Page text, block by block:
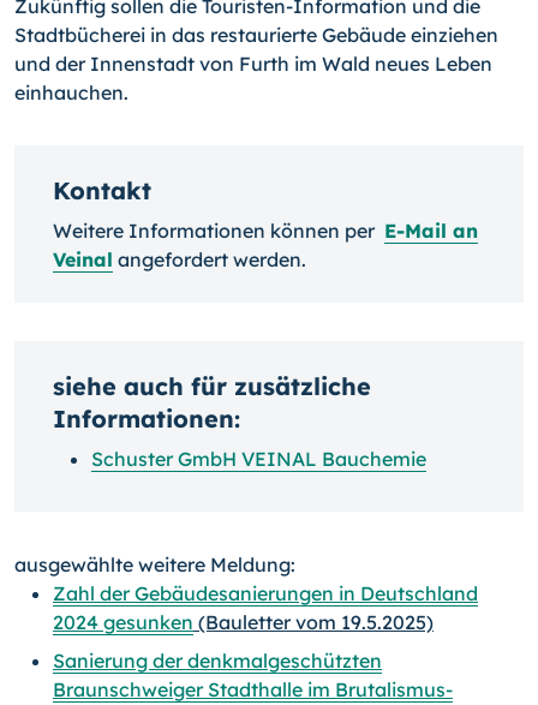
Zukünftig sollen die Touristen-Information und die
Stadtbücherei in das restaurierte Gebäude einziehen
und der Innenstadt von Furth im Wald neues Leben
einhauchen.
Kontakt
Weitere Informationen können per E-Mail an
Veinal angefordert werden.
siehe auch für zusätzliche
Informationen:
Schuster GmbH VEINAL Bauchemie
ausgewählte weitere Meldung:
Zahl der Gebäudesanierungen in Deutschland
2024 gesunken (Bauletter vom 19.5.2025)
Sanierung der denkmalgeschützten
Braunschweiger Stadthalle im Brutalismus-